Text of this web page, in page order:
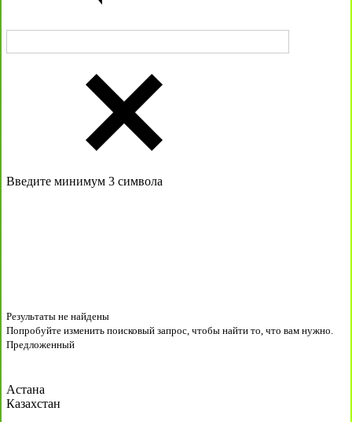
Введите минимум 3 символа
Результаты не найдены
Попробуйте изменить поисковый запрос, чтобы найти то, что вам нужно.
Предложенный
Астана
Казахстан